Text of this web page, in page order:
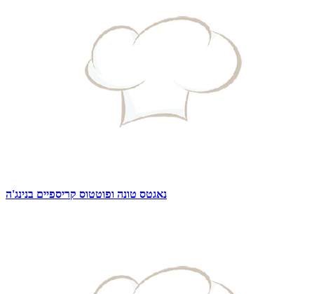
נאגטס טונה ופוטטוס קריספיים בנינג'ה